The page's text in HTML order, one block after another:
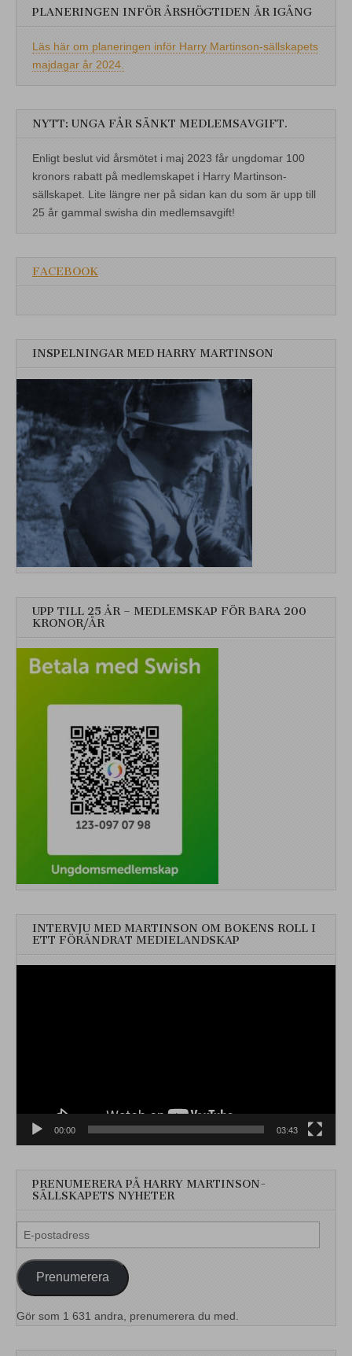
PLANERINGEN INFÖR ÅRSHÖGTIDEN ÄR IGÅNG
Läs här om planeringen inför Harry Martinson-sällskapets
majdagar år 2024.
NYTT: UNGA FÅR SÄNKT MEDLEMSAVGIFT.
Enligt beslut vid årsmötet i maj 2023 får ungdomar 100
kronors rabatt på medlemskapet i Harry Martinson-
sällskapet. Lite längre ner på sidan kan du som är upp till
25 år gammal swisha din medlemsavgift!
FACEBOOK
INSPELNINGAR MED HARRY MARTINSON
UPP TILL 25 ÅR – MEDLEMSKAP FÖR BARA 200
KRONOR/ÅR
INTERVJU MED MARTINSON OM BOKENS ROLL I
ETT FÖRÄNDRAT MEDIELANDSKAP
00:00 03:43
PRENUMERERA PÅ HARRY MARTINSON-
SÄLLSKAPETS NYHETER
E-
postadress
Prenumerera
Gör som 1 631 andra, prenumerera du med.